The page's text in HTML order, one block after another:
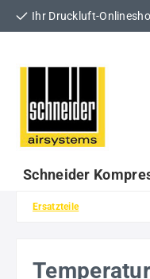
Hauptinhalt springen
Zur Suche springen
Zur Hauptnavigation
Ihr Druckluft-
Schneider
Ersatzteile